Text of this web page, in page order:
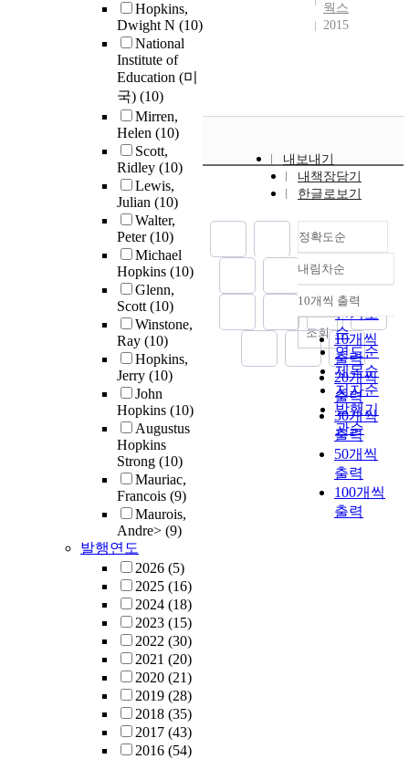
Hopkins,
Dwight N (10)
National
Institute of
Education (미
국) (10)
Mirren,
Helen (10)
Scott,
Ridley (10)
Lewis,
Julian (10)
Walter,
Peter(10)
Michael
Hopkins (10)
Glenn,
Scott(10)
Winstone,
Ray (10)
Hopkins,
Jerry (10)
John
Hopkins (10)
Augustus
Hopkins
Strong (10)
Mauriac,
Francois (9)
Maurois,
Andre> (9)
발행연도
2026 (5)
2025 (16)
2024 (18)
2023 (15)
2022 (30)
2021 (20)
2020 (21)
2019 (28)
2018 (35)
2017 (43)
2016 (54)
웍스
2015
내보내기
내책장담기
한글로보기
정확도순
정확도
순
인기도
순
연도순
제목순
저자순
발행기
관순
내림차순
내림차순
10개씩 출력
10개씩
출력
20개씩
출력
30개씩
출력
50개씩
출력
100개씩
출력
조회